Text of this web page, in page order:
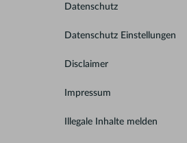
Datenschutz
Datenschutz Einstellungen
Disclaimer
Impressum
Illegale Inhalte melden